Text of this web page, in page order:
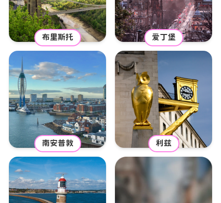
布里斯托 爱丁堡
南安普敦 利兹